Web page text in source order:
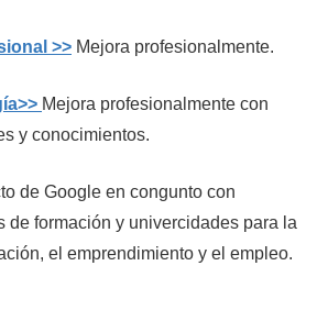
>> Mejora profesionalmente.
Mejora profesionalmente con
y conocimientos.
de Google en congunto con
de formación y univercidades para la
el emprendimiento y el empleo.